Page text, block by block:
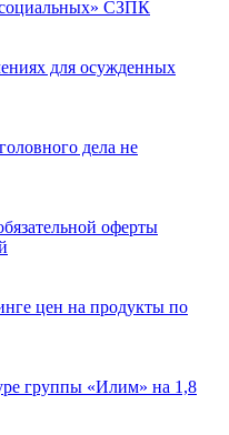
СЗПК
для осужденных
дела не
оферты
цен на продукты по
группы «Илим» на 1,8